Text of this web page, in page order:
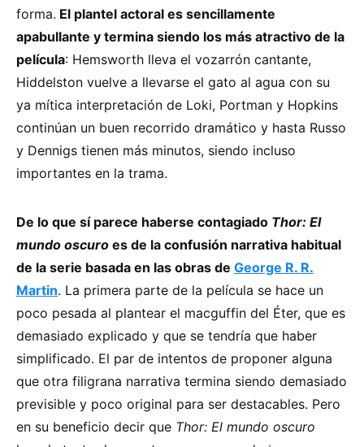
forma. El plantel actoral es sencillamente
apabullante y termina siendo los más atractivo de la
película: Hemsworth lleva el vozarrón cantante,
Hiddelston vuelve a llevarse el gato al agua con su
ya mítica interpretación de Loki, Portman y Hopkins
continúan un buen recorrido dramático y hasta Russo
y Dennigs tienen más minutos, siendo incluso
importantes en la trama.
De lo que sí parece haberse contagiado Thor: El
mundo oscuro es de la confusión narrativa habitual
de la serie basada en las obras de George R. R.
Martin. La primera parte de la película se hace un
poco pesada al plantear el macguffin del Éter, que es
demasiado explicado y que se tendría que haber
simplificado. El par de intentos de proponer alguna
que otra filigrana narrativa termina siendo demasiado
previsible y poco original para ser destacables. Pero
en su beneficio decir que Thor: El mundo oscuro